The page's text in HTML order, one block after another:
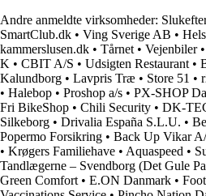
Andre anmeldte virksomheder:
SmartClub.dk • Ving Sverige AB •
kammerslusen.dk • Tårnet • Vejenbiler•
K • CBIT A/S • Udsigten Restaurant •
Kalundborg • Lavpris Træ • Store 51 •
• Halebop • Proshop a/s • PX-SHOP
Fri BikeShop • Chili Security • DK-
Silkeborg • Drivalia España S.L.U. •
Popermo Forsikring • Back Up Vikar
• Krøgers Familiehave • Aquaspeed •
Tandlægerne – Svendborg (Det Gule
Green Comfort • E.ON Danmark •